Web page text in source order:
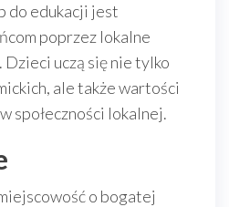
do edukacji jest
poprzez lokalne
uczą się nie tylko
ale także wartości
społeczności lokalnej.
o bogatej